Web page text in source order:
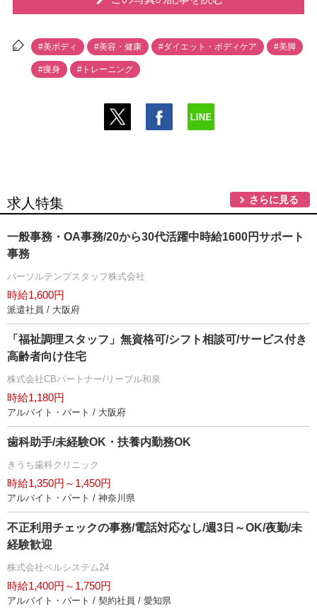
#美ボディ #美容・健康 #ダイエット・ボディケア #美脚
#痩身 #トレーニング
求人特集 さらに見る
一般事務・OA事務/20から30代活躍中時給1600円サポート
事務
パーソルテンプスタッフ株式会社
時給1,600円
派遣社員 / 大阪府
「福祉調理スタッフ」無資格可/シフト相談可/サービス付き
高齢者向け住宅
株式会社CBパートナー/リーブル和泉
時給1,180円
アルバイト・パート / 大阪府
歯科助手/未経験OK・扶養内勤務OK
きうち歯科クリニック
時給1,350円～1,450円
アルバイト・パート / 神奈川県
不正利用チェックの事務/電話対応なし/週3日～OK/夜勤/未
経験歓迎
株式会社ベルシステム24
時給1,400円～1,750円
アルバイト・パート / 契約社員 / 愛知県